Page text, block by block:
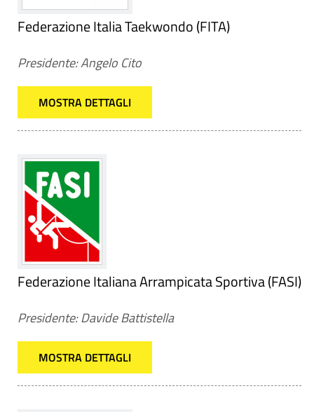
Federazione Italia Taekwondo (FITA)
Presidente: Angelo Cito
MOSTRA DETTAGLI
Federazione Italiana Arrampicata Sportiva (FASI)
Presidente: Davide Battistella
MOSTRA DETTAGLI